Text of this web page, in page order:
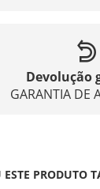
Devolução
GARANTIA DE
PRODUTO